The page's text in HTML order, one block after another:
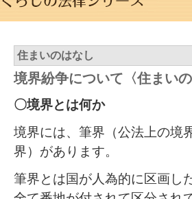
住まいのはなし
境界紛争について〈住まい
〇境界とは何か
境界には、筆界（公法上の境
界）があります。
筆界とは国が人為的に区画し